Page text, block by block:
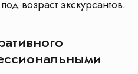
возраст экскурсантов.